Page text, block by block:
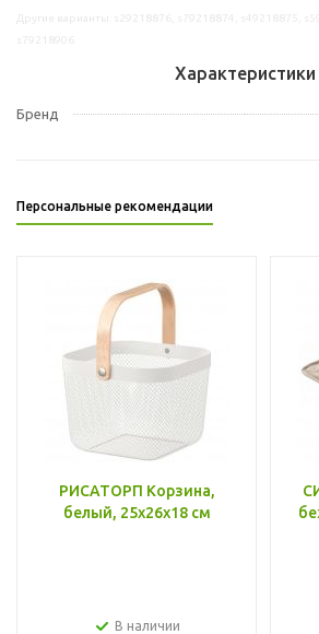
Характеристики
Бренд
Персональные рекомендации
РИСАТОРП Корзина,
белый, 25x26x18 см
В наличии